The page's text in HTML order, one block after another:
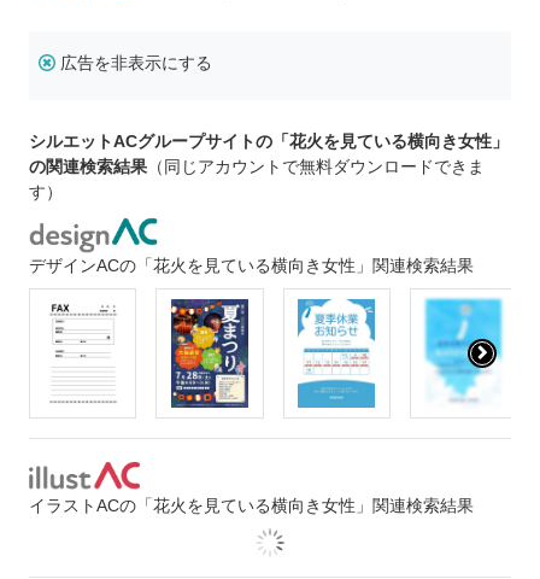
広告を非表示にする
シルエットACグループサイトの「花火を見ている横向き女性」
の関連検索結果 （同じアカウントで無料ダウンロードできま
す）
デザインACの「花火を見ている横向き女性」関連検索結果
イラストACの「花火を見ている横向き女性」関連検索結果